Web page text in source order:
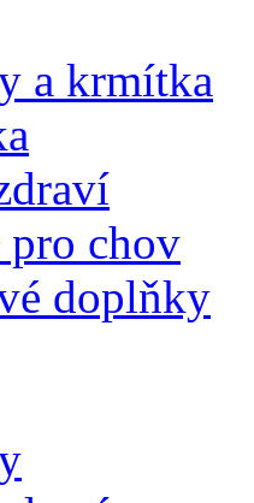
a krmítka
chov
doplňky